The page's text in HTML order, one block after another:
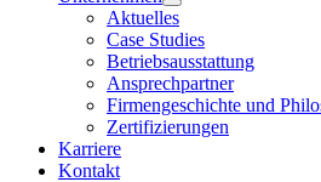
Aktuelles
Case Studies
Betriebsausstattung
Ansprechpartner
Firmengeschichte und
Zertifizierungen
Karriere
Kontakt